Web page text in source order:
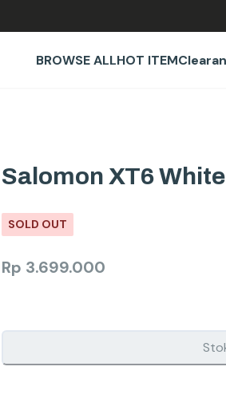
BROWSE ALLHOT ITEM
Salomon XT6
SOLD OUT
Rp 3.699.000